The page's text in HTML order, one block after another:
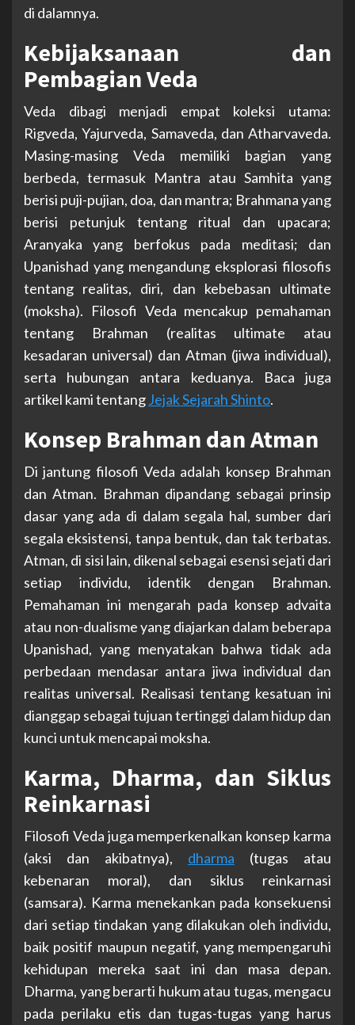
di dalamnya.
Kebijaksanaan dan
Pembagian Veda
Veda dibagi menjadi empat koleksi utama:
Rigveda, Yajurveda, Samaveda, dan Atharvaveda.
Masing-masing Veda memiliki bagian yang
berbeda, termasuk Mantra atau Samhita yang
berisi puji-pujian, doa, dan mantra; Brahmana yang
berisi petunjuk tentang ritual dan upacara;
Aranyaka yang berfokus pada meditasi; dan
Upanishad yang mengandung eksplorasi filosofis
tentang realitas, diri, dan kebebasan ultimate
(moksha). Filosofi Veda mencakup pemahaman
tentang Brahman (realitas ultimate atau
kesadaran universal) dan Atman (jiwa individual),
serta hubungan antara keduanya. Baca juga
artikel kami tentangJejak Sejarah Shinto.
Konsep Brahman dan Atman
Di jantung filosofi Veda adalah konsep Brahman
dan Atman. Brahman dipandang sebagai prinsip
dasar yang ada di dalam segala hal, sumber dari
segala eksistensi, tanpa bentuk, dan tak terbatas.
Atman, di sisi lain, dikenal sebagai esensi sejati dari
setiap individu, identik dengan Brahman.
Pemahaman ini mengarah pada konsep advaita
atau non-dualisme yang diajarkan dalam beberapa
Upanishad, yang menyatakan bahwa tidak ada
perbedaan mendasar antara jiwa individual dan
realitas universal. Realisasi tentang kesatuan ini
dianggap sebagai tujuan tertinggi dalam hidup dan
kunci untuk mencapai moksha.
Karma, Dharma, dan Siklus
Reinkarnasi
Filosofi Veda juga memperkenalkan konsep karma
(aksi dan akibatnya), dharma (tugas atau
kebenaran moral), dan siklus reinkarnasi
(samsara). Karma menekankan pada konsekuensi
dari setiap tindakan yang dilakukan oleh individu,
baik positif maupun negatif, yang mempengaruhi
kehidupan mereka saat ini dan masa depan.
Dharma, yang berarti hukum atau tugas, mengacu
pada perilaku etis dan tugas-tugas yang harus